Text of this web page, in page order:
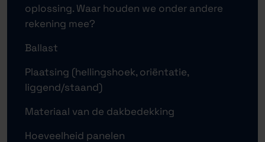
oplossing. Waar houden we onder andere
rekening mee?
Ballast
Plaatsing (hellingshoek, oriëntatie,
liggend/staand)
Materiaal van de dakbedekking
Hoeveelheid panelen